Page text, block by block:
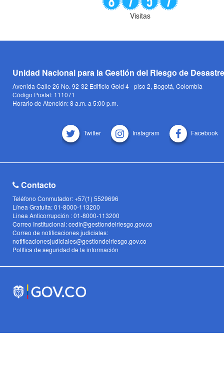
Visitas
Unidad Nacional para la Gestión del Riesgo de
Avenida Calle 26 No. 92-32 Edificio Gold 4 - piso 2, Bogotá, Colombia
Código Postal: 111071
Horario de Atención: 8 a.m. a 5:00 p.m.
Twitter Instagram Facebook
Contacto
Teléfono Conmutador: +57(1) 5529696
Línea Gratuita: 01-8000-113200
Linea Anticorrupción : 01-8000-113200
Correo Institucional: cedir@gestiondelriesgo.gov.co
Correo de notificaciones judiciales:
notificacionesjudiciales@gestiondelriesgo.gov.co
Política de seguridad de la información